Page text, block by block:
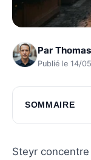
Par
Publié le 14/
SOMMAIRE
Immersion
Steyr